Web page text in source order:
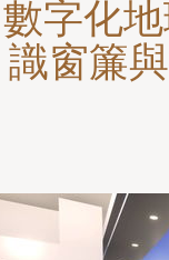
數字化
識窗簾